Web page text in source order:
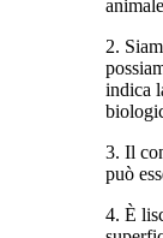
2.
indica
3. Il
può
4. È